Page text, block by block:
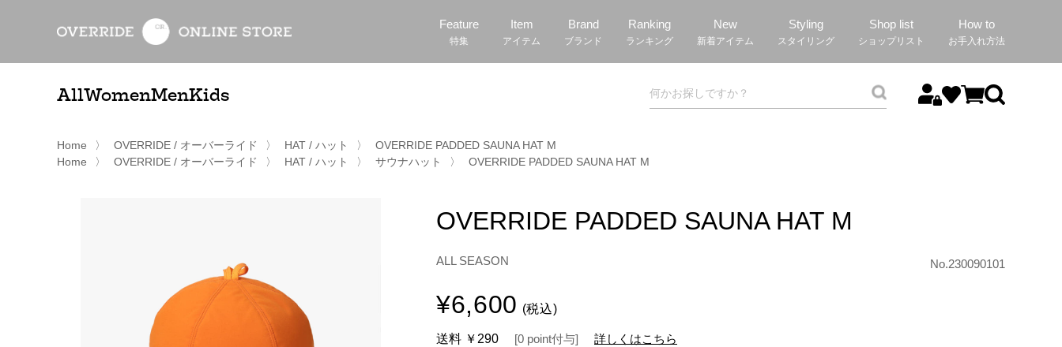
Feature
特集
Item
アイテム
Brand
ブランド
Ranking
ランキング
New
新着アイテム
Styling
スタイリング
Shop list
ショップリスト
How to
お手入れ方法
AllWomenMenKids
Home 〉 OVERRIDE / オーバーライド 〉 HAT / ハット 〉
OVERRIDE PADDED SAUNA HAT M
Home
〉 OVERRIDE / オーバーライド 〉 HAT / ハット 〉 サウナハット 〉 OVERRIDE PADDED SAUNA HAT M
OVERRIDE PADDED SAUNA HAT M
ALL SEASON No.230090101
¥6,600 (税込)
送料 ￥290 [0 point付与] 詳しくはこちら